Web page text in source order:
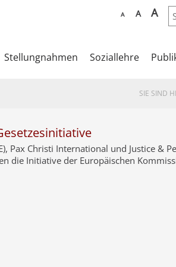
A A A
Stellungnahmen Soziallehre
SIE SIND
Pax Christi International und Justice &
die Initiative der Europäischen